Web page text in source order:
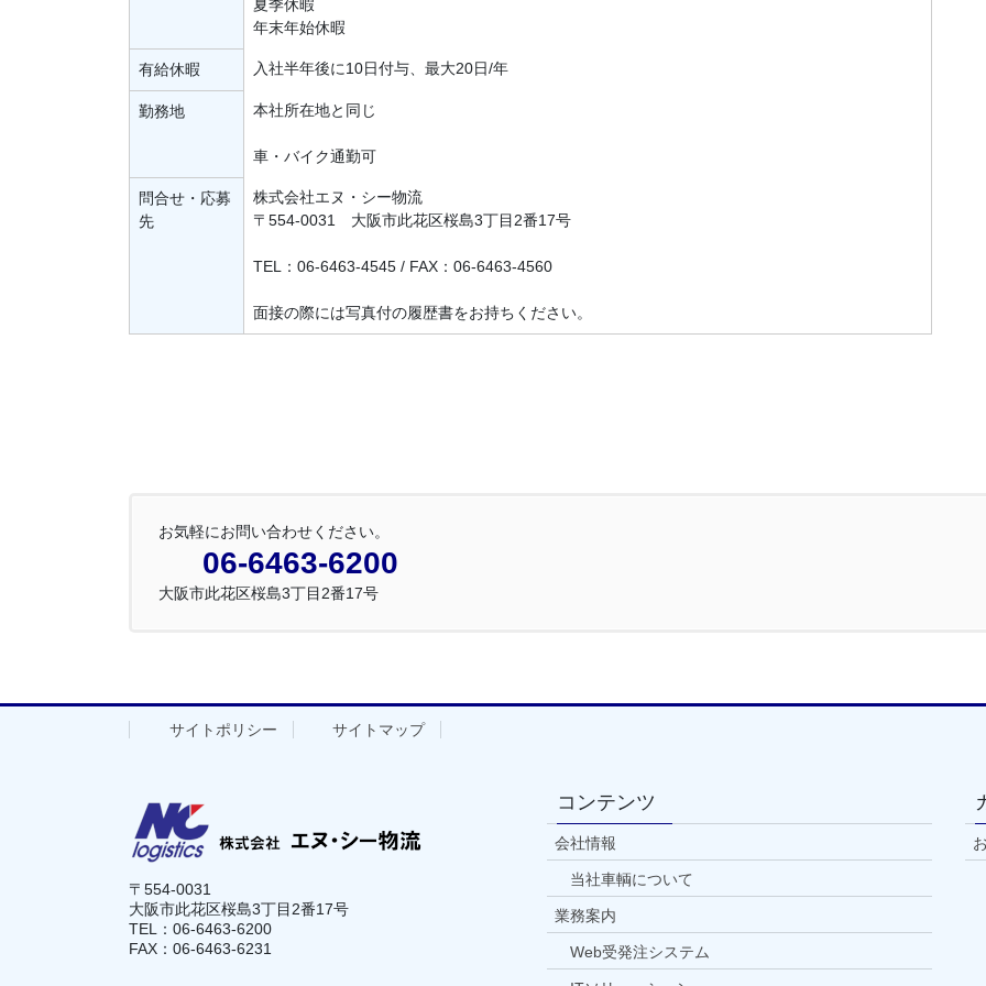
夏季休暇
年末年始休暇
有給休暇 入社半年後に10日付与、最大20日/年
勤務地 本社所在地と同じ
車・バイク通勤可
問合せ・応募
先
株式会社エヌ・シー物流
〒554-0031 大阪市此花区桜島3丁目2番17号
TEL：06-6463-4545 / FAX：06-6463-4560
面接の際には写真付の履歴書をお持ちください。
お気軽にお問い合わせください。
06-6463-6200
大阪市此花区桜島3丁目2番17号
サイトポリシー サイトマップ
〒554-0031
大阪市此花区桜島3丁目2番17号
TEL：06-6463-6200
FAX：06-6463-6231
コンテンツ
会社情報
当社車輌について
業務案内
Web受発注システム